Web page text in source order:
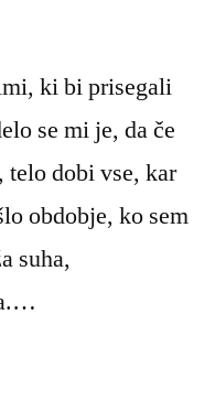
ki bi prisegali
se mi je, da če
telo dobi vse, kar
obdobje, ko sem
suha,